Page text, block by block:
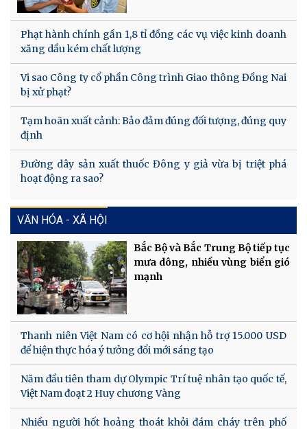
Phạt hành chính gần 1,8 tỉ đồng các vụ việc kinh doanh
xăng dầu kém chất lượng
Vi sao Công ty cổ phần Công trình Giao thông Đồng Nai
bị xử phạt?
Tạm hoãn xuất cảnh: Bảo đảm đúng đối tượng, đúng quy
định
Đường dây sản xuất thuốc Đông y giả vừa bị triệt phá
hoạt động ra sao?
VĂN HÓA - XÃ HỘI
Bắc Bộ và Bắc Trung Bộ tiếp tục
mưa dông, nhiều vùng biển gió
mạnh
Thanh niên Việt Nam có cơ hội nhận hỗ trợ 15.000 USD
để hiện thực hóa ý tưởng đổi mới sáng tạo
Năm đầu tiên tham dự Olympic Trí tuệ nhân tạo quốc tế,
Việt Nam đoạt 2 Huy chương Vàng
Nhiều người hốt hoảng thoát khỏi đám cháy trên phố